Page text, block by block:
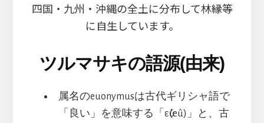
四国・九州・沖縄の全土に分布して林縁等
に自生しています。
ツルマサキの語源(由来)
属名のeuonymusは古代ギリシャ語で
「良い」を意味する「εὖ(eû)」と、古